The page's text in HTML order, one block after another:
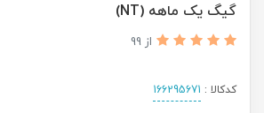
گیگ یک ماهه (NT)
از 99
کدکالا : 166295671